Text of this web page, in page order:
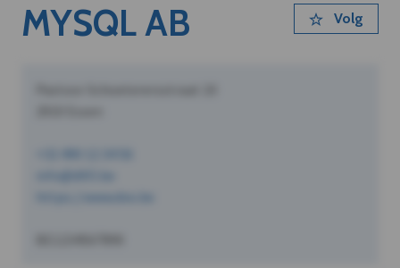
MYSQL AB Volg